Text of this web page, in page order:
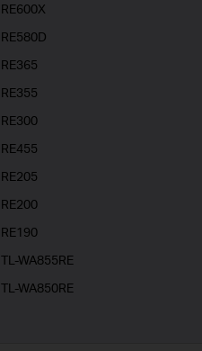
RE600X
RE580D
RE365
RE355
RE300
RE455
RE205
RE200
RE190
TL-WA855RE
TL-WA850RE